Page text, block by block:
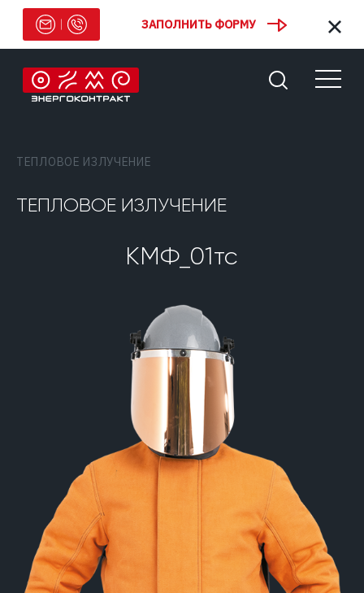
ТЕПЛОВОЕ ИЗЛУЧЕНИЕ
ТЕПЛОВОЕ ИЗЛУЧЕНИЕ
КМФ_01тс
ЗАПОЛНИТЬ ФОРМУ